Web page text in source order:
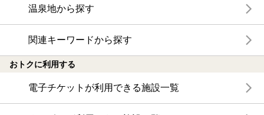
温泉地から探す
関連キーワードから探す
おトクに利用する
電子チケットが利用できる施設一覧